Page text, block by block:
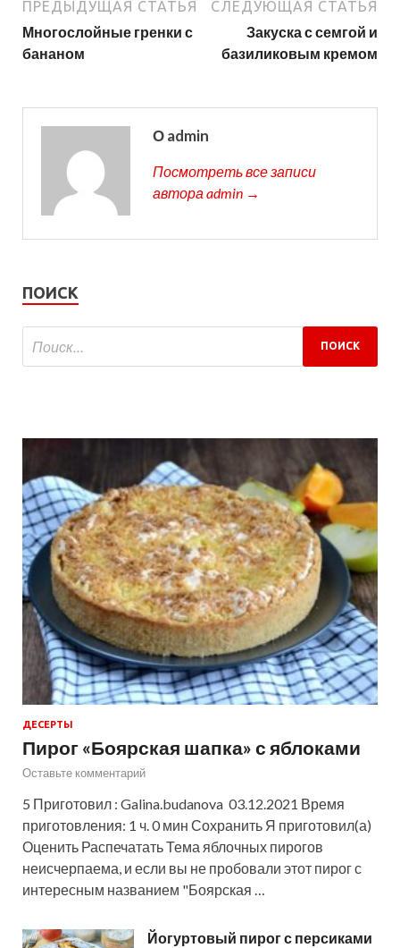
ПРЕДЫДУЩАЯ СТАТЬЯ
Многослойные гренки с
бананом
СЛЕДУЮЩАЯ СТАТЬЯ
Закуска с семгой и
базиликовым кремом
О admin
Посмотреть все записи
автора admin →
ПОИСК
ДЕСЕРТЫ
Пирог «Боярская шапка» с яблоками
Оставьте комментарий
5 Приготовил : Galina.budanova 03.12.2021 Время
приготовления: 1 ч. 0 мин Сохранить Я приготовил(а)
Оценить Распечатать Тема яблочных пирогов
неисчерпаема, и если вы не пробовали этот пирог с
интересным названием "Боярская …
Йогуртовый пирог с персиками